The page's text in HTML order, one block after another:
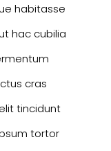
habitasse
hac cubilia
cras
tincidunt
tortor